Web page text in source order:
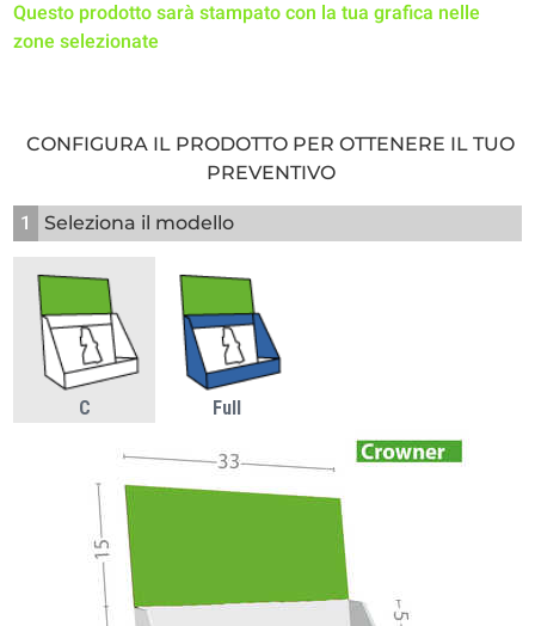
Questo prodotto sarà stampato con la tua grafica nelle
zone selezionate
CONFIGURA IL PRODOTTO PER OTTENERE IL TUO
PREVENTIVO
1 Seleziona il modello
C Full